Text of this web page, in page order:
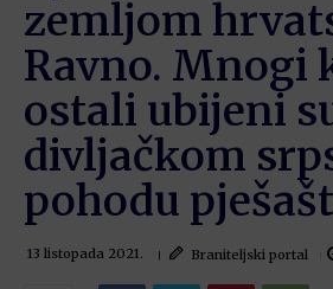
zemljom
Ravno. Mnogi
ostali ubijeni
divljačkom
pohodu
13 listopada 2021. Braniteljski portal